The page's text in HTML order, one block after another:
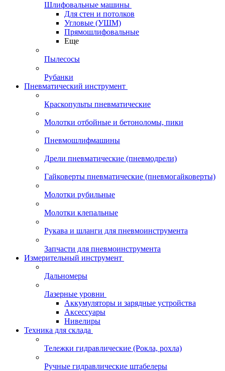
Шлифовальные машины
Для стен и потолков
Угловые (УШМ)
Прямошлифовальные
Еще
Пылесосы
Рубанки
Пневматический инструмент
Краскопульты пневматические
Молотки отбойные и бетоноломы, пики
Пневмошлифмашины
Дрели пневматические (пневмодрели)
Гайковерты пневматические (пневмогайковерты)
Молотки рубильные
Молотки клепальные
Рукава и шланги для пневмоинструмента
Запчасти для пневмоинструмента
Измерительный инструмент
Дальномеры
Лазерные уровни
Аккумуляторы и зарядные устройства
Аксессуары
Нивелиры
Техника для склада
Тележки гидравлические (Рокла, рохла)
Ручные гидравлические штабелеры